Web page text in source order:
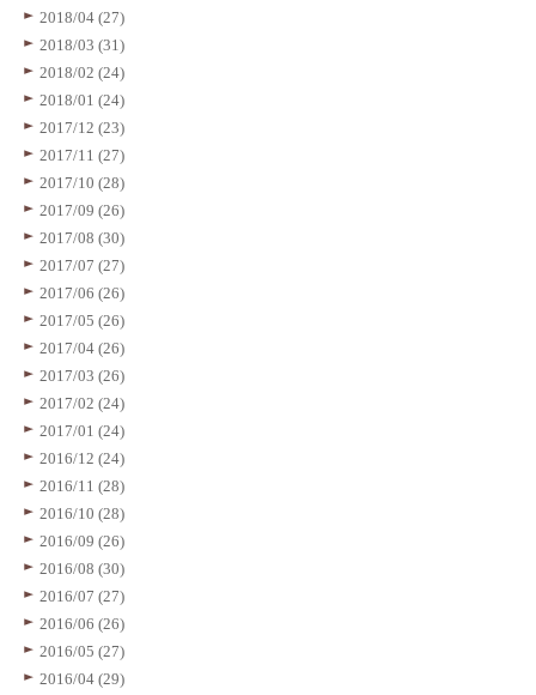
2018/04 (27)
2018/03 (31)
2018/02 (24)
2018/01 (24)
2017/12 (23)
2017/11 (27)
2017/10 (28)
2017/09 (26)
2017/08 (30)
2017/07 (27)
2017/06 (26)
2017/05 (26)
2017/04 (26)
2017/03 (26)
2017/02 (24)
2017/01 (24)
2016/12 (24)
2016/11 (28)
2016/10 (28)
2016/09 (26)
2016/08 (30)
2016/07 (27)
2016/06 (26)
2016/05 (27)
2016/04 (29)